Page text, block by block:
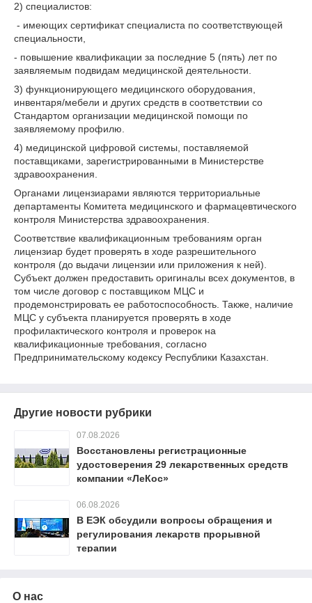
2) специалистов:
- имеющих сертификат специалиста по соответствующей
специальности,
- повышение квалификации за последние 5 (пять) лет по
заявляемым подвидам медицинской деятельности.
3) функционирующего медицинского оборудования,
инвентаря/мебели и других средств в соответствии со
Стандартом организации медицинской помощи по
заявляемому профилю.
4) медицинской цифровой системы, поставляемой
поставщиками, зарегистрированными в Министерстве
здравоохранения.
Органами лицензиарами являются территориальные
департаменты Комитета медицинского и фармацевтического
контроля Министерства здравоохранения.
Соответствие квалификационным требованиям орган
лицензиар будет проверять в ходе разрешительного
контроля (до выдачи лицензии или приложения к ней).
Субъект должен предоставить оригиналы всех документов, в
том числе договор с поставщиком МЦС и
продемонстрировать ее работоспособность. Также, наличие
МЦС у субъекта планируется проверять в ходе
профилактического контроля и проверок на
квалификационные требования, согласно
Предпринимательскому кодексу Республики Казахстан.
Другие новости рубрики
07.08.2026
Восстановлены регистрационные
удостоверения 29 лекарственных средств
компании «ЛеКос»
06.08.2026
В ЕЭК обсудили вопросы обращения и
регулирования лекарств прорывной
терапии
О нас